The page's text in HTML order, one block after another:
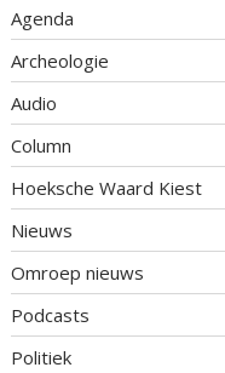
Agenda
Archeologie
Audio
Column
Hoeksche Waard Kiest
Nieuws
Omroep nieuws
Podcasts
Politiek